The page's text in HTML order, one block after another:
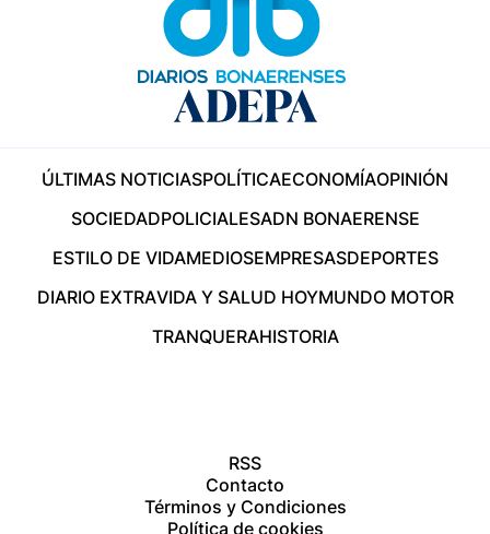
ÚLTIMAS NOTICIASPOLÍTICAECONOMÍAOPINIÓN
SOCIEDADPOLICIALESADN BONAERENSE
ESTILO DE VIDAMEDIOSEMPRESASDEPORTES
DIARIO EXTRAVIDA Y SALUD HOYMUNDO MOTOR
TRANQUERAHISTORIA
RSS
Contacto
Términos y Condiciones
Política de cookies